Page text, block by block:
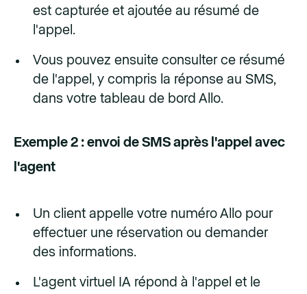
est capturée et ajoutée au résumé de
l'appel.
Vous pouvez ensuite consulter ce résumé
de l'appel, y compris la réponse au SMS,
dans votre tableau de bord Allo.
Exemple 2 : envoi de SMS après l'appel avec
l'agent
Un client appelle votre numéro Allo pour
effectuer une réservation ou demander
des informations.
L'agent virtuel IA répond à l'appel et le